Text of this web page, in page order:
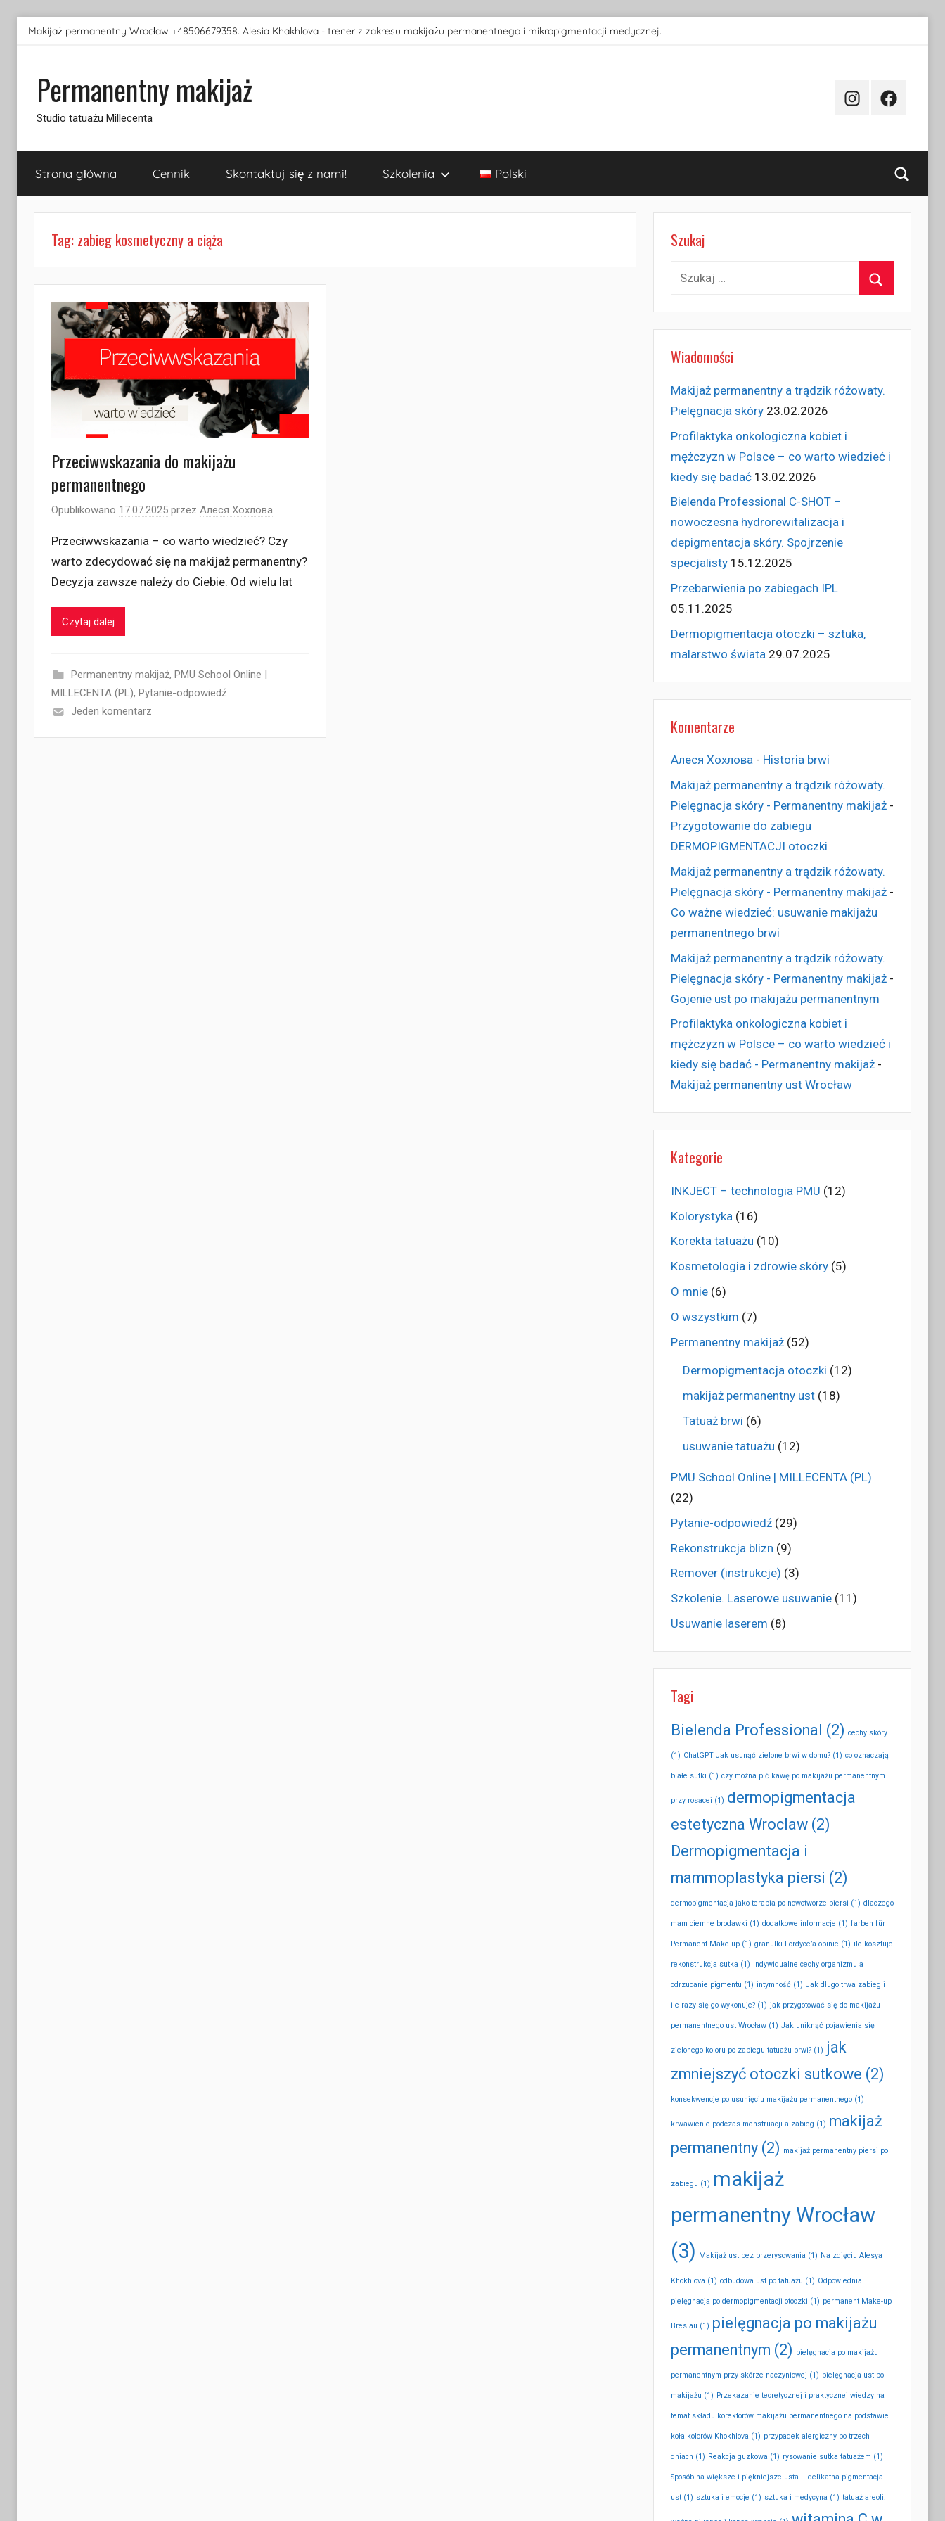
Przejdź
Makijaż permanentny Wrocław +48506679358. Alesia Khakhlova - trener z zakresu makijażu permanentnego i mikropigmentacji medycznej.
Permanentny makijaż
Studio tatuażu Millecenta
InstagramFacebook
Strona główna Cennik Skontaktuj się z nami! Szkolenia Polski
Tag: zabieg kosmetyczny a ciąża
Przeciwwskazania do makijażu
permanentnego
Opublikowano 17.07.2025 przez Алеся Хохлова
Przeciwwskazania – co warto wiedzieć? Czy
warto zdecydować się na makijaż permanentny?
Decyzja zawsze należy do Ciebie. Od wielu lat
Czytaj dalej
Permanentny makijaż, PMU School Online |
MILLECENTA (PL), Pytanie-odpowiedź
Jeden komentarz
Szukaj
Szukaj:
Wiadomości
Makijaż permanentny a trądzik różowaty.
Pielęgnacja skóry 23.02.2026
Profilaktyka onkologiczna kobiet i
mężczyzn w Polsce – co warto wiedzieć i
kiedy się badać 13.02.2026
Bielenda Professional C-SHOT –
nowoczesna hydrorewitalizacja i
depigmentacja skóry. Spojrzenie
specjalisty 15.12.2025
Przebarwienia po zabiegach IPL
05.11.2025
Dermopigmentacja otoczki – sztuka,
malarstwo świata 29.07.2025
Komentarze
Алеся Хохлова- Historia brwi
Makijaż permanentny a trądzik różowaty.
Pielęgnacja skóry - Permanentny makijaż-
Przygotowanie do zabiegu
DERMOPIGMENTACJI otoczki
Makijaż permanentny a trądzik różowaty.
Pielęgnacja skóry - Permanentny makijaż-
Co ważne wiedzieć: usuwanie makijażu
permanentnego brwi
Makijaż permanentny a trądzik różowaty.
Pielęgnacja skóry - Permanentny makijaż-
Gojenie ust po makijażu permanentnym
Profilaktyka onkologiczna kobiet i
mężczyzn w Polsce – co warto wiedzieć i
kiedy się badać - Permanentny makijaż-
Makijaż permanentny ust Wrocław
Kategorie
INKJECT – technologia PMU (12)
Kolorystyka (16)
Korekta tatuażu (10)
Kosmetologia i zdrowie skóry(5)
O mnie(6)
O wszystkim (7)
Permanentny makijaż(52)
Dermopigmentacja otoczki (12)
makijaż permanentny ust(18)
Tatuaż brwi (6)
usuwanie tatuażu (12)
PMU School Online | MILLECENTA (PL)
(22)
Pytanie-odpowiedź(29)
Rekonstrukcja blizn (9)
Remover (instrukcje) (3)
Szkolenie. Laserowe usuwanie(11)
Usuwanie laserem (8)
Tagi
Bielenda Professional (2) cechy skóry
(1) ChatGPT Jak usunąć zielone brwi w domu?(1) co oznaczają
białe sutki (1) czy można pić kawę po makijażu permanentnym
przy rosacei (1) dermopigmentacja
estetyczna Wroclaw(2)
Dermopigmentacja i
mammoplastyka piersi (2)
dermopigmentacja jako terapia po nowotworze piersi (1) dlaczego
mam ciemne brodawki (1) dodatkowe informacje (1) farben für
Permanent Make-up(1) granulki Fordyce’a opinie (1) ile kosztuje
rekonstrukcja sutka (1) Indywidualne cechy organizmu a
odrzucanie pigmentu (1) intymność(1) Jak długo trwa zabieg i
ile razy się go wykonuje?(1) jak przygotować się do makijażu
permanentnego ust Wrocław(1) Jak uniknąć pojawienia się
zielonego koloru po zabiegu tatuażu brwi?(1) jak
zmniejszyć otoczki sutkowe (2)
konsekwencje po usunięciu makijażu permanentnego(1)
krwawienie podczas menstruacji a zabieg (1) makijaż
permanentny(2) makijaż permanentny piersi po
zabiegu (1) makijaż
permanentny Wrocław
(3) Makijaż ust bez przerysowania (1) Na zdjęciu Alesya
Khokhlova (1) odbudowa ust po tatuażu (1) Odpowiednia
pielęgnacja po dermopigmentacji otoczki (1) permanent Make-up
Breslau (1) pielęgnacja po makijażu
permanentnym (2) pielęgnacja po makijażu
permanentnym przy skórze naczyniowej (1) pielęgnacja ust po
makijażu (1) Przekazanie teoretycznej i praktycznej wiedzy na
temat składu korektorów makijażu permanentnego na podstawie
koła kolorów Khokhlova (1) przypadek alergiczny po trzech
dniach (1) Reakcja guzkowa (1) rysowanie sutka tatuażem (1)
Sposób na większe i piękniejsze usta – delikatna pigmentacja
ust(1) sztuka i emocje (1) sztuka i medycyna (1) tatuaż areoli: